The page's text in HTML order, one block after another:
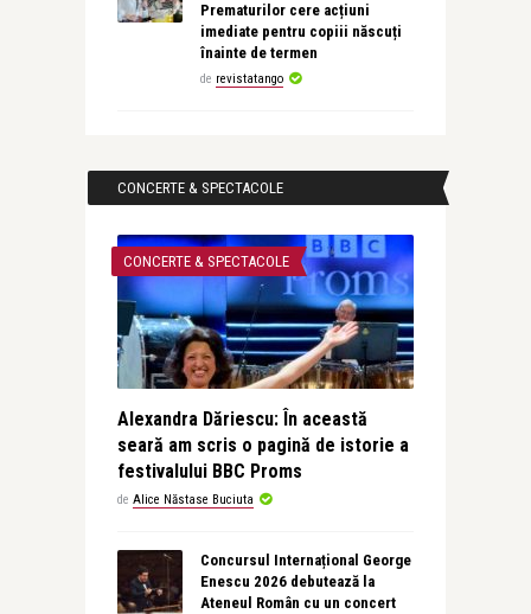
Prematurilor cere acțiuni
imediate pentru copiii născuți
înainte de termen
de revistatango
CONCERTE & SPECTACOLE
CONCERTE & SPECTACOLE
Alexandra Dăriescu: În această
seară am scris o pagină de istorie a
festivalului BBC Proms
de Alice Năstase Buciuta
Concursul Internațional George
Enescu 2026 debutează la
Ateneul Român cu un concert